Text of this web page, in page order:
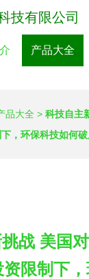
技有限公司
产品大全
品大全 > 科技自主
，环保科技如何
战 美国
限制下